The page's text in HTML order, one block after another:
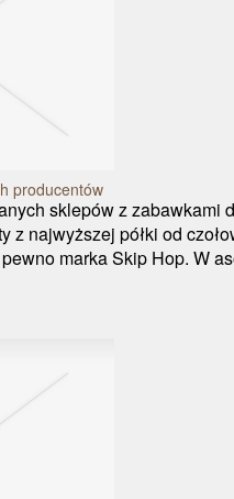
producentów
sklepów z zabawkami
z najwyższej półki od
marka Skip Hop. W